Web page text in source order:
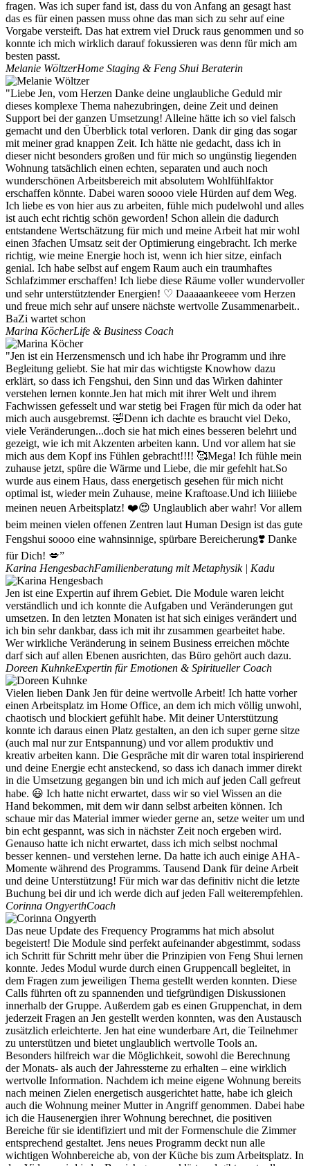
fragen. Was ich super fand ist, dass du von Anfang an gesagt hast
das es für einen passen muss ohne das man sich zu sehr auf eine
Vorgabe versteift. Das hat extrem viel Druck raus genommen und so
konnte ich mich wirklich darauf fokussieren was denn für mich am
besten passt.
Melanie WöltzerHome Staging & Feng Shui Beraterin
"Liebe Jen, vom Herzen Danke deine unglaubliche Geduld mir
dieses komplexe Thema nahezubringen, deine Zeit und deinen
Support bei der ganzen Umsetzung! Alleine hätte ich so viel falsch
gemacht und den Überblick total verloren. Dank dir ging das sogar
mit meiner grad knappen Zeit. Ich hätte nie gedacht, dass ich in
dieser nicht besonders großen und für mich so ungünstig liegenden
Wohnung tatsächlich einen echten, separaten und auch noch
wunderschönen Arbeitsbereich mit absolutem Wohlfühlfaktor
erschaffen könnte. Dabei waren soooo viele Hürden auf dem Weg.
Ich liebe es von hier aus zu arbeiten, fühle mich pudelwohl und alles
ist auch echt richtig schön geworden! Schon allein die dadurch
entstandene Wertschätzung für mich und meine Arbeit hat mir wohl
einen 3fachen Umsatz seit der Optimierung eingebracht. Ich merke
richtig, wie meine Energie hoch ist, wenn ich hier sitze, einfach
genial. Ich habe selbst auf engem Raum auch ein traumhaftes
Schlafzimmer erschaffen! Ich liebe diese Räume voller wundervoller
und sehr unterstütztender Energien! ♡ Daaaaankeeee vom Herzen
und freue mich sehr auf unsere nächste wertvolle Zusammenarbeit..
BaZi wartet schon
Marina KöcherLife & Business Coach
"Jen ist ein Herzensmensch und ich habe ihr Programm und ihre
Begleitung geliebt. Sie hat mir das wichtigste Knowhow dazu
erklärt, so dass ich Fengshui, den Sinn und das Wirken dahinter
verstehen lernen konnte.Jen hat mich mit ihrer Welt und ihrem
Fachwissen gefesselt und war stetig bei Fragen für mich da oder hat
mich auch ausgebremst. 🤣Denn ich dachte es braucht viel Deko,
viele Veränderungen...doch sie hat mich eines besseren belehrt und
gezeigt, wie ich mit Akzenten arbeiten kann. Und vor allem hat sie
mich aus dem Kopf ins Fühlen gebracht!!!! 🥰Mega! Ich fühle mein
zuhause jetzt, spüre die Wärme und Liebe, die mir gefehlt hat.So
wurde aus einem Haus, dass energetisch gesehen für mich nicht
optimal ist, wieder mein Zuhause, meine Kraftoase.Und ich liiiiebe
meinen neuen Arbeitsplatz! ❤️😍 Unglaublich aber wahr! Vor allem
beim meinen vielen offenen Zentren laut Human Design ist das gute
Fengshui soooo eine wahnsinnige, spürbare Bereicherung❣️ Danke
für Dich! 💋”
Karina HengesbachFamilienberatung mit Metaphysik | Kadu
Jen ist eine Expertin auf ihrem Gebiet. Die Module waren leicht
verständlich und ich konnte die Aufgaben und Veränderungen gut
umsetzen. In den letzten Monaten ist hat sich einiges verändert und
ich bin sehr dankbar, dass ich mit ihr zusammen gearbeitet habe.
Wer wirkliche Veränderung in seinem Business erreichen möchte
darf sich auf allen Ebenen ausrichten, das Büro gehört auch dazu.
Doreen KuhnkeExpertin für Emotionen & Spiritueller Coach
Vielen lieben Dank Jen für deine wertvolle Arbeit! Ich hatte vorher
einen Arbeitsplatz im Home Office, an dem ich mich völlig unwohl,
chaotisch und blockiert gefühlt habe. Mit deiner Unterstützung
konnte ich daraus einen Platz gestalten, an den ich super gerne sitze
(auch mal nur zur Entspannung) und vor allem produktiv und
kreativ arbeiten kann. Die Gespräche mit dir waren total inspirierend
und deine Energie echt ansteckend, so dass ich danach immer direkt
in die Umsetzung gegangen bin und ich mich auf jeden Call gefreut
habe. 😃 Ich hatte nicht erwartet, dass wir so viel Wissen an die
Hand bekommen, mit dem wir dann selbst arbeiten können. Ich
schaue mir das Material immer wieder gerne an, setze weiter um und
bin echt gespannt, was sich in nächster Zeit noch ergeben wird.
Genauso hatte ich nicht erwartet, dass ich mich selbst nochmal
besser kennen- und verstehen lerne. Da hatte ich auch einige AHA-
Momente während des Programms. Tausend Dank für deine Arbeit
und deine Unterstützung! Für mich war das definitiv nicht die letzte
Buchung bei dir und ich werde dich auf jeden Fall weiterempfehlen.
Corinna OngyerthCoach
Das neue Update des Frequency Programms hat mich absolut
begeistert! Die Module sind perfekt aufeinander abgestimmt, sodass
ich Schritt für Schritt mehr über die Prinzipien von Feng Shui lernen
konnte. Jedes Modul wurde durch einen Gruppencall begleitet, in
dem Fragen zum jeweiligen Thema gestellt werden konnten. Diese
Calls führten oft zu spannenden und tiefgründigen Diskussionen
innerhalb der Gruppe. Außerdem gab es einen Gruppenchat, in dem
jederzeit Fragen an Jen gestellt werden konnten, was den Austausch
zusätzlich erleichterte. Jen hat eine wunderbare Art, die Teilnehmer
zu unterstützen und bietet unglaublich wertvolle Tools an.
Besonders hilfreich war die Möglichkeit, sowohl die Berechnung
der Monats- als auch der Jahressterne zu erhalten – eine wirklich
wertvolle Information. Nachdem ich meine eigene Wohnung bereits
nach meinen Zielen energetisch ausgerichtet hatte, habe ich gleich
auch die Wohnung meiner Mutter in Angriff genommen. Dabei habe
ich die Hausenergien ihrer Wohnung berechnet, die positiven
Bereiche für sie identifiziert und mit der Formenschule die Zimmer
entsprechend gestaltet. Jens neues Programm deckt nun alle
wichtigen Wohnbereiche ab, von der Küche bis zum Arbeitsplatz. In